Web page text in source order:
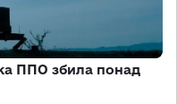
ППО збила понад